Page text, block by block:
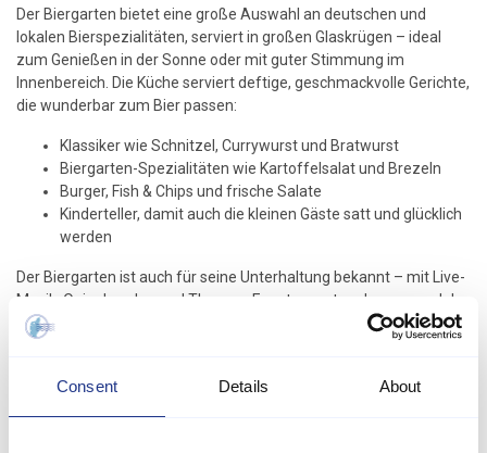
Consent Details About
Der Biergarten bietet eine große Auswahl an deutschen und
lokalen Bierspezialitäten, serviert in großen Glaskrügen – ideal
zum Genießen in der Sonne oder mit guter Stimmung im
Innenbereich. Die Küche serviert deftige, geschmackvolle Gerichte,
die wunderbar zum Bier passen:
Klassiker wie Schnitzel, Currywurst und Bratwurst
Biergarten-Spezialitäten wie Kartoffelsalat und Brezeln
Burger, Fish & Chips und frische Salate
Kinderteller, damit auch die kleinen Gäste satt und glücklich
werden
Der Biergarten ist auch für seine Unterhaltung bekannt – mit Live-
Musik, Quizabenden und Themen-Events sorgt er das ganze Jahr
über für gute Laune.
Innenbereich. Ob für ein Familienessen, einen Abend mit Freunden